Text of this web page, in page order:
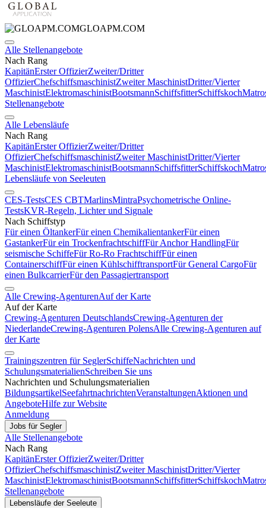
GLOAPM.COM
Alle Stellenangebote
Nach Rang
KapitänErster OffizierZweiter/Dritter
OffizierChefschiffsmaschinistZweiter MaschinistDritter/Vierter
MaschinistElektromaschinistBootsmannSchiffsfitterSchiffskoch
Stellenangebote
Alle Lebensläufe
Nach Rang
KapitänErster OffizierZweiter/Dritter
OffizierChefschiffsmaschinistZweiter MaschinistDritter/Vierter
MaschinistElektromaschinistBootsmannSchiffsfitterSchiffskoch
Lebensläufe von Seeleuten
CES-TestsCES CBTMarlinsMintraPsychometrische Online-
TestsKVR-Regeln, Lichter und Signale
Nach Schiffstyp
Für einen ÖltankerFür einen ChemikalientankerFür einen
GastankerFür ein TrockenfrachtschiffFür Anchor HandlingFür
seismische SchiffeFür Ro-Ro FrachtschiffFür einen
ContainerschiffFür einen KühlschifftransportFür General CargoFür
einen BulkcarrierFür den Passagiertransport
Alle Crewing-AgenturenAuf der Karte
Auf der Karte
Crewing-Agenturen DeutschlandsCrewing-Agenturen der
NiederlandeCrewing-Agenturen PolensAlle Crewing-Agenturen auf
der Karte
Trainingszentren für SeglerSchiffeNachrichten und
SchulungsmaterialienSchreiben Sie uns
Nachrichten und Schulungsmaterialien
BildungsartikelSeefahrtnachrichtenVeranstaltungenAktionen und
AngeboteHilfe zur Website
Anmeldung
Jobs für Segler
Alle Stellenangebote
Nach Rang
KapitänErster OffizierZweiter/Dritter
OffizierChefschiffsmaschinistZweiter MaschinistDritter/Vierter
MaschinistElektromaschinistBootsmannSchiffsfitterSchiffskoch
Stellenangebote
Lebensläufe der Seeleute